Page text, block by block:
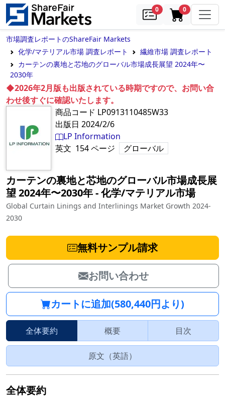
0samples0in cart
市場調査レポートのShareFair Markets
化学/マテリアル市場 調査レポート
繊維市場 調査レポート
カーテンの裏地と芯地のグローバル市場成長展望 2024年〜
2030年
◆2026年2月版も出版されている時期ですので、お問い合
わせ後すぐに確認いたします。
商品コード LP0913110485W33
出版日 2024/2/6
LP Information
英文 154ページ グローバル
カーテンの裏地と芯地のグローバル市場成長展
望 2024年〜2030年‐化学/マテリアル市場
Global Curtain Linings and Interlinings Market Growth 2024-
2030
無料サンプル請求
お問い合わせ
カートに追加(580,440円より)
全体要約 概要 目次
原文（英語）
全体要約